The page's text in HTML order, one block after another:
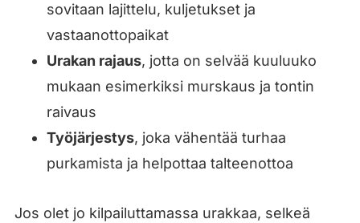
sovitaan lajittelu, kuljetukset ja
vastaanottopaikat
Urakan rajaus, jotta on selvää kuuluuko
mukaan esimerkiksi murskaus ja tontin
raivaus
Työjärjestys, joka vähentää turhaa
purkamista ja helpottaa talteenottoa
Jos olet jo kilpailuttamassa urakkaa, selkeä